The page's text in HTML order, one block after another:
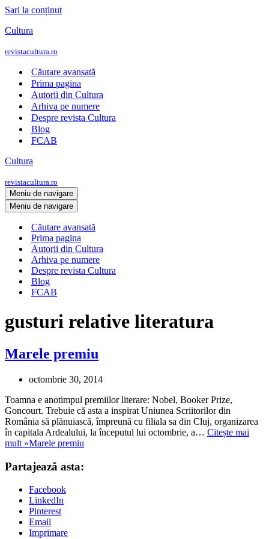
Sari la conținut
Cultura
revistacultura.ro
Căutare avansată
Prima pagina
Autorii din Cultura
Arhiva pe numere
Despre revista Cultura
Blog
FCAB
Cultura
revistacultura.ro
Meniu de navigare
Meniu de navigare
Căutare avansată
Prima pagina
Autorii din Cultura
Arhiva pe numere
Despre revista Cultura
Blog
FCAB
gusturi relative literatura
Marele premiu
octombrie 30, 2014
Toamna e anotimpul premiilor literare: Nobel, Booker Prize,
Goncourt. Trebuie că asta a inspirat Uniunea Scriitorilor din
România să plănuiască, împreună cu filiala sa din Cluj, organizarea
în capitala Ardealului, la începutul lui octombrie, a… Citește mai
mult »Marele premiu
Partajează asta:
Facebook
LinkedIn
Pinterest
Email
Imprimare